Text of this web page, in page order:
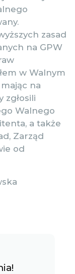
zasad
na GPW
w Walnym
na
zgłosili
Walnego
a także
Zarząd
od